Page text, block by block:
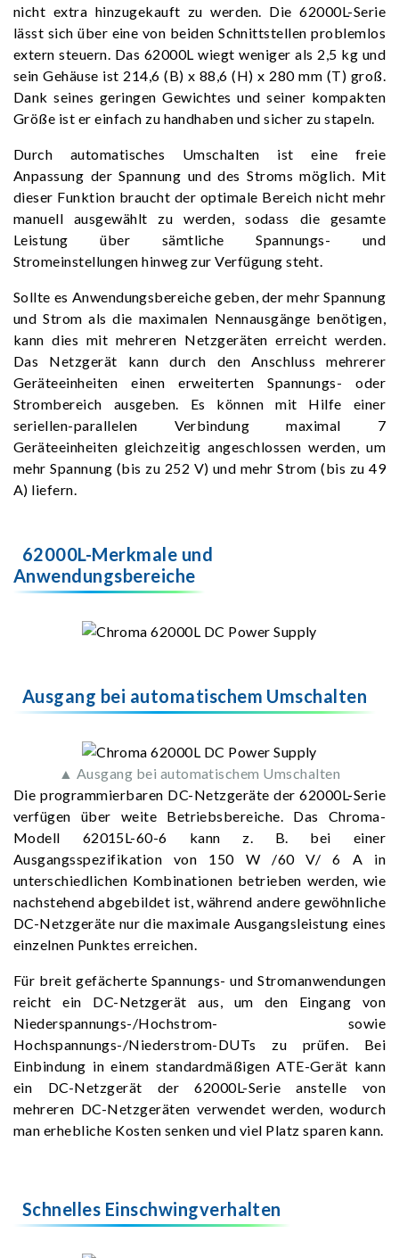
nicht extra hinzugekauft zu werden. Die 62000L-Serie
lässt sich über eine von beiden Schnittstellen problemlos
extern steuern. Das 62000L wiegt weniger als 2,5 kg und
sein Gehäuse ist 214,6 (B) x 88,6 (H) x 280 mm (T) groß.
Dank seines geringen Gewichtes und seiner kompakten
Größe ist er einfach zu handhaben und sicher zu stapeln.
Durch automatisches Umschalten ist eine freie
Anpassung der Spannung und des Stroms möglich. Mit
dieser Funktion braucht der optimale Bereich nicht mehr
manuell ausgewählt zu werden, sodass die gesamte
Leistung über sämtliche Spannungs- und
Stromeinstellungen hinweg zur Verfügung steht.
Sollte es Anwendungsbereiche geben, der mehr Spannung
und Strom als die maximalen Nennausgänge benötigen,
kann dies mit mehreren Netzgeräten erreicht werden.
Das Netzgerät kann durch den Anschluss mehrerer
Geräteeinheiten einen erweiterten Spannungs- oder
Strombereich ausgeben. Es können mit Hilfe einer
seriellen-parallelen Verbindung maximal 7
Geräteeinheiten gleichzeitig angeschlossen werden, um
mehr Spannung (bis zu 252 V) und mehr Strom (bis zu 49
A) liefern.
62000L-Merkmale und
Anwendungsbereiche
Ausgang bei automatischem Umschalten
▲ Ausgang bei automatischem Umschalten
Die programmierbaren DC-Netzgeräte der 62000L-Serie
verfügen über weite Betriebsbereiche. Das Chroma-
Modell 62015L-60-6 kann z. B. bei einer
Ausgangsspezifikation von 150 W /60 V/ 6 A in
unterschiedlichen Kombinationen betrieben werden, wie
nachstehend abgebildet ist, während andere gewöhnliche
DC-Netzgeräte nur die maximale Ausgangsleistung eines
einzelnen Punktes erreichen.
Für breit gefächerte Spannungs- und Stromanwendungen
reicht ein DC-Netzgerät aus, um den Eingang von
Niederspannungs-/Hochstrom- sowie
Hochspannungs-/Niederstrom-DUTs zu prüfen. Bei
Einbindung in einem standardmäßigen ATE-Gerät kann
ein DC-Netzgerät der 62000L-Serie anstelle von
mehreren DC-Netzgeräten verwendet werden, wodurch
man erhebliche Kosten senken und viel Platz sparen kann.
Schnelles Einschwingverhalten